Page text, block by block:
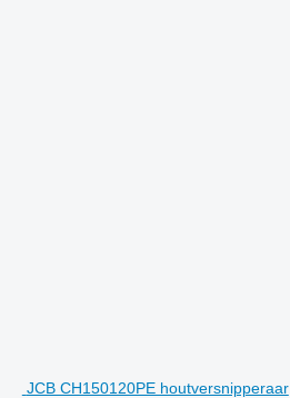
JCB CH150120PE houtversnipperaar